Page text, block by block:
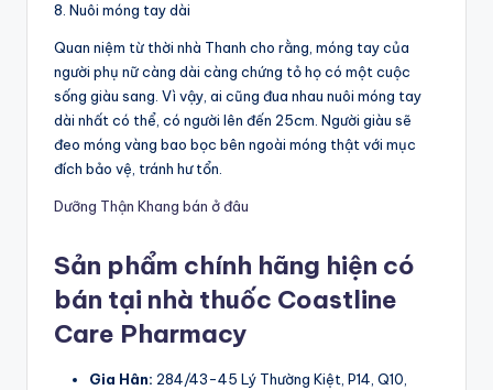
8. Nuôi móng tay dài
Quan niệm từ thời nhà Thanh cho rằng, móng tay của
người phụ nữ càng dài càng chứng tỏ họ có một cuộc
sống giàu sang. Vì vậy, ai cũng đua nhau nuôi móng tay
dài nhất có thể, có người lên đến 25cm. Người giàu sẽ
đeo móng vàng bao bọc bên ngoài móng thật với mục
đích bảo vệ, tránh hư tổn.
Dưỡng Thận Khang bán ở đâu
Sản phẩm chính hãng hiện có
bán tại nhà thuốc Coastline
Care Pharmacy
Gia Hân: 284/43-45 Lý Thường Kiệt, P14, Q10,